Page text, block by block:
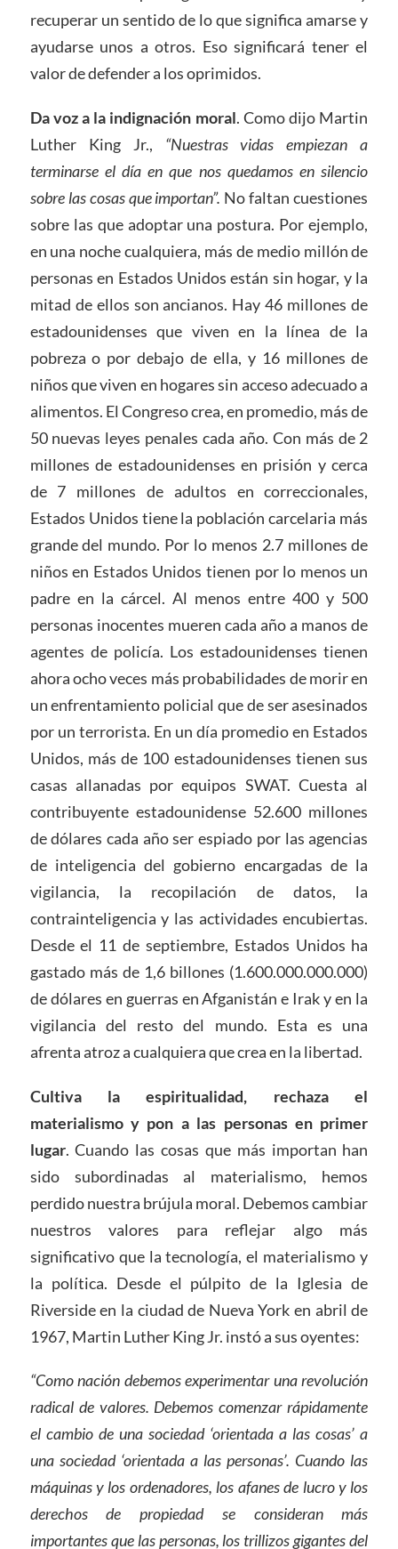
recuperar un sentido de lo que significa amarse y
ayudarse unos a otros. Eso significará tener el
valor de defender a los oprimidos.
Da voz a la indignación moral. Como dijo Martin
Luther King Jr., “Nuestras vidas empiezan a
terminarse el día en que nos quedamos en silencio
sobre las cosas que importan”. No faltan cuestiones
sobre las que adoptar una postura. Por ejemplo,
en una noche cualquiera, más de medio millón de
personas en Estados Unidos están sin hogar, y la
mitad de ellos son ancianos. Hay 46 millones de
estadounidenses que viven en la línea de la
pobreza o por debajo de ella, y 16 millones de
niños que viven en hogares sin acceso adecuado a
alimentos. El Congreso crea, en promedio, más de
50 nuevas leyes penales cada año. Con más de 2
millones de estadounidenses en prisión y cerca
de 7 millones de adultos en correccionales,
Estados Unidos tiene la población carcelaria más
grande del mundo. Por lo menos 2.7 millones de
niños en Estados Unidos tienen por lo menos un
padre en la cárcel. Al menos entre 400 y 500
personas inocentes mueren cada año a manos de
agentes de policía. Los estadounidenses tienen
ahora ocho veces más probabilidades de morir en
un enfrentamiento policial que de ser asesinados
por un terrorista. En un día promedio en Estados
Unidos, más de 100 estadounidenses tienen sus
casas allanadas por equipos SWAT. Cuesta al
contribuyente estadounidense 52.600 millones
de dólares cada año ser espiado por las agencias
de inteligencia del gobierno encargadas de la
vigilancia, la recopilación de datos, la
contrainteligencia y las actividades encubiertas.
Desde el 11 de septiembre, Estados Unidos ha
gastado más de 1,6 billones (1.600.000.000.000)
de dólares en guerras en Afganistán e Irak y en la
vigilancia del resto del mundo. Esta es una
afrenta atroz a cualquiera que crea en la libertad.
Cultiva la espiritualidad, rechaza el
materialismo y pon a las personas en primer
lugar. Cuando las cosas que más importan han
sido subordinadas al materialismo, hemos
perdido nuestra brújula moral. Debemos cambiar
nuestros valores para reflejar algo más
significativo que la tecnología, el materialismo y
la política. Desde el púlpito de la Iglesia de
Riverside en la ciudad de Nueva York en abril de
1967, Martin Luther King Jr. instó a sus oyentes:
“Como nación debemos experimentar una revolución
radical de valores. Debemos comenzar rápidamente
el cambio de una sociedad ‘orientada a las cosas’ a
una sociedad ‘orientada a las personas’. Cuando las
máquinas y los ordenadores, los afanes de lucro y los
derechos de propiedad se consideran más
importantes que las personas, los trillizos gigantes del